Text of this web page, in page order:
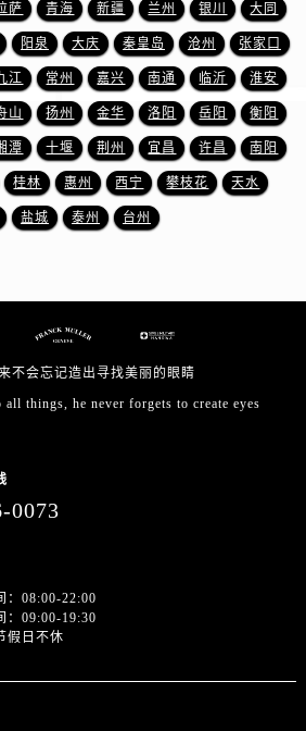
江苏省淮安市清江浦区淮海北路法穆兰售后服务中心（需提前预约）
江苏省连云港市海州区通灌北路法穆兰售后服务中心（需提前预约）
江苏省南京市秦淮区中山南路1号南京中心22层22-C1-C3室法穆兰售后服务中心（需提前预约）
江苏省宿迁市宿城区西湖路法穆兰售后服务中心（需提前预约）
江苏省泰州市海陵区永定东路399号置地商务中心东塔（华润万象城）17层1706室法穆兰售后服务中心（需提前预约）
江苏省徐州市鼓楼区淮海东路29号苏宁广场IFC国际金融中心35层3508室法穆兰售后服务中心（需提前预约）
江西省抚州市临川区赣东大道法穆兰售后服务中心（需提前预约）
萨 青海 新疆 兰州 银川 大同
阳泉 大庆 秦皇岛 沧州 张家口
江 常州 嘉兴 南通 临沂 淮安
山 扬州 金华 洛阳 岳阳 衡阳
潭 十堰 荆州 宜昌 许昌 南阳
桂林 惠州 西宁 攀枝花 天水
盐城 泰州 台州
不会忘记造出寻找美丽的眼睛
things, he never forgets to create eyes
0073
：08:00-22:00
：09:00-19:30
假日不休